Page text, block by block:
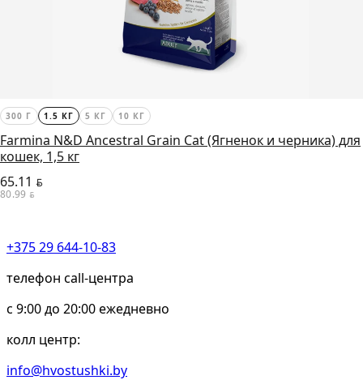
300 Г 1.5 КГ 5 КГ 10 КГ
Farmina N&D Ancestral Grain Cat (Ягненок и черника) для
кошек, 1,5 кг
65.11 BYN
80.99 BYN
+375 29 644-10-83
телефон call-центра
c 9:00 до 20:00 ежедневно
колл центр:
info@hvostushki.by